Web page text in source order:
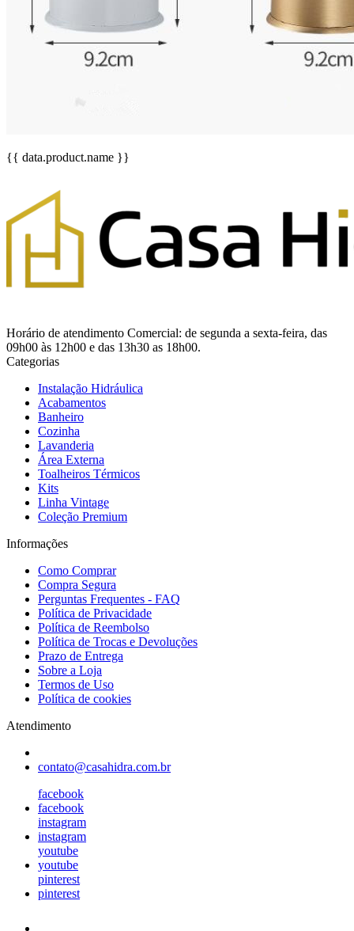
{{ data.product.name }}
Horário de atendimento Comercial: de segunda a sexta-feira, das
09h00 às 12h00 e das 13h30 as 18h00.
Categorias
Instalação Hidráulica
Acabamentos
Banheiro
Cozinha
Lavanderia
Área Externa
Toalheiros Térmicos
Kits
Linha Vintage
Coleção Premium
Informações
Como Comprar
Compra Segura
Perguntas Frequentes - FAQ
Política de Privacidade
Política de Reembolso
Política de Trocas e Devoluções
Prazo de Entrega
Sobre a Loja
Termos de Uso
Política de cookies
Atendimento
contato@casahidra.com.br
facebook
facebook
instagram
instagram
youtube
youtube
pinterest
pinterest